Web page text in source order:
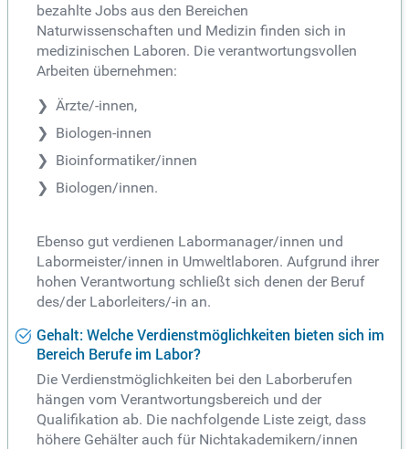
bezahlte Jobs aus den Bereichen
Naturwissenschaften und Medizin finden sich in
medizinischen Laboren. Die verantwortungsvollen
Arbeiten übernehmen:
Ärzte/-innen,
Biologen-innen
Bioinformatiker/innen
Biologen/innen.
Ebenso gut verdienen Labormanager/innen und
Labormeister/innen in Umweltlaboren. Aufgrund ihrer
hohen Verantwortung schließt sich denen der Beruf
des/der Laborleiters/-in an.
Gehalt: Welche Verdienstmöglichkeiten bieten sich im
Bereich Berufe im Labor?
Die Verdienstmöglichkeiten bei den Laborberufen
hängen vom Verantwortungsbereich und der
Qualifikation ab. Die nachfolgende Liste zeigt, dass
höhere Gehälter auch für Nichtakademikern/innen